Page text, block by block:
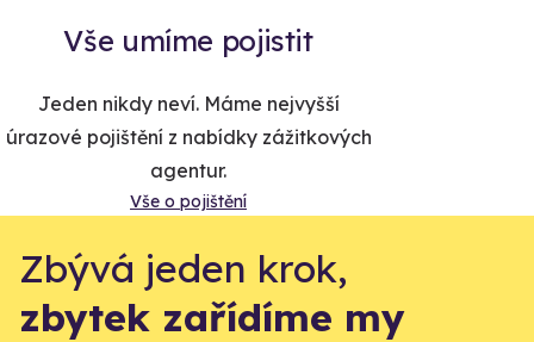
Vše umíme pojistit
Jeden nikdy neví. Máme nejvyšší
úrazové pojištění z nabídky zážitkových
agentur.
Vše o pojištění
Zbývá jeden krok,
zbytek zařídíme my